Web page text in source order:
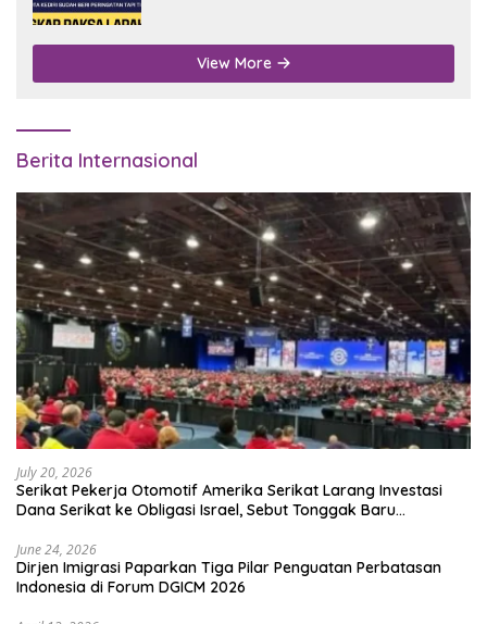
View More
Berita Internasional
July 20, 2026
Serikat Pekerja Otomotif Amerika Serikat Larang Investasi
Dana Serikat ke Obligasi Israel, Sebut Tonggak Baru
June 24, 2026
Dirjen Imigrasi Paparkan Tiga Pilar Penguatan Perbatasan
Indonesia di Forum DGICM 2026